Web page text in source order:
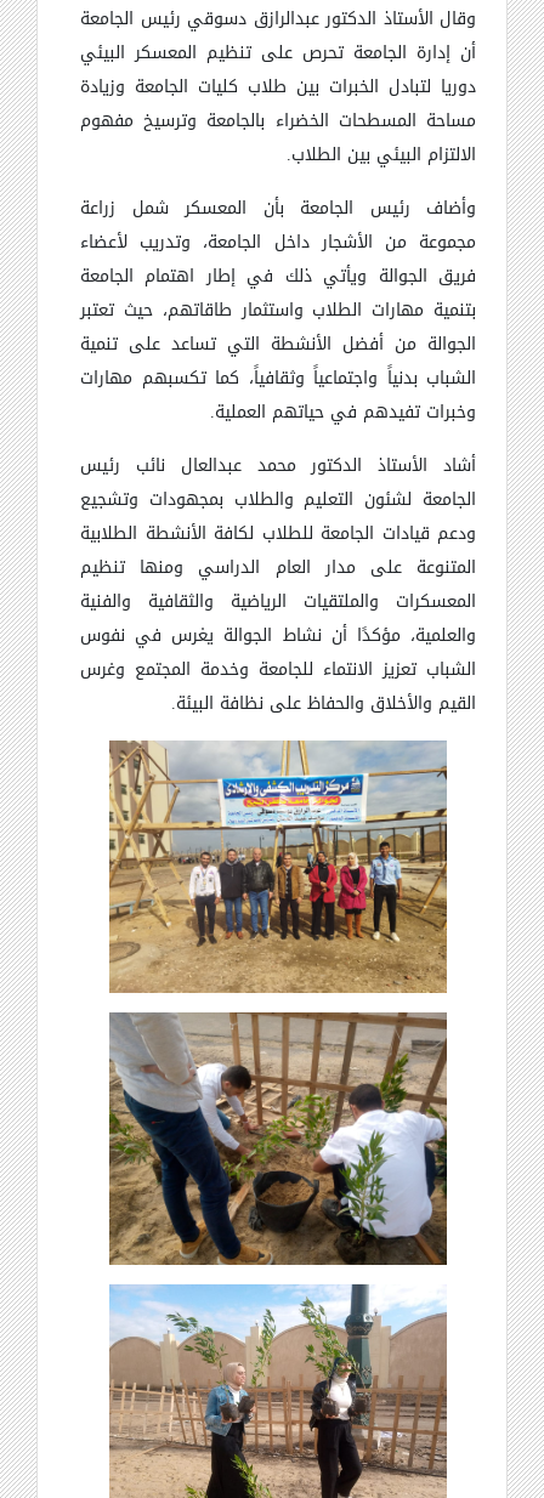
وقال الأستاذ الدكتور عبدالرازق دسوقي رئيس الجامعة
أن إدارة الجامعة تحرص على تنظيم المعسكر البيئي
دوريا لتبادل الخبرات بين طلاب كليات الجامعة وزيادة
مساحة المسطحات الخضراء بالجامعة وترسيخ مفهوم
الالتزام البيئي بين الطلاب.
وأضاف رئيس الجامعة بأن المعسكر شمل زراعة
مجموعة من الأشجار داخل الجامعة، وتدريب لأعضاء
فريق الجوالة ويأتي ذلك في إطار اهتمام الجامعة
بتنمية مهارات الطلاب واستثمار طاقاتهم، حيث تعتبر
الجوالة من أفضل الأنشطة التي تساعد على تنمية
الشباب بدنياً واجتماعياً وثقافياً، كما تكسبهم مهارات
وخبرات تفيدهم في حياتهم العملية.
أشاد الأستاذ الدكتور محمد عبدالعال نائب رئيس
الجامعة لشئون التعليم والطلاب بمجهودات وتشجيع
ودعم قيادات الجامعة للطلاب لكافة الأنشطة الطلابية
المتنوعة على مدار العام الدراسي ومنها تنظيم
المعسكرات والملتقيات الرياضية والثقافية والفنية
والعلمية، مؤكدًا أن نشاط الجوالة يغرس في نفوس
الشباب تعزيز الانتماء للجامعة وخدمة المجتمع وغرس
القيم والأخلاق والحفاظ على نظافة البيئة.